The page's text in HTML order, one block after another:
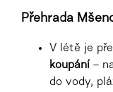
Přehrada
V létě je
koupání –
do vody,